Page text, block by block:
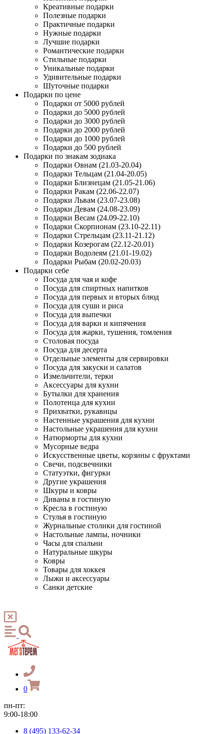
Креативные подарки
Полезные подарки
Практичные подарки
Нужные подарки
Лучшие подарки
Романтические подарки
Стильные подарки
Уникальные подарки
Удивительные подарки
Шуточные подарки
Подарки по цене
Подарки от 5000 рублей
Подарки до 5000 рублей
Подарки до 3000 рублей
Подарки до 2000 рублей
Подарки до 1000 рублей
Подарки до 500 рублей
Подарки по знакам зодиака
Подарки Овнам (21.03-20.04)
Подарки Тельцам (21.04-20.05)
Подарки Близнецам (21.05-21.06)
Подарки Ракам (22.06-22.07)
Подарки Львам (23.07-23.08)
Подарки Девам (24.08-23.09)
Подарки Весам (24.09-22.10)
Подарки Скорпионам (23.10-22.11)
Подарки Стрельцам (23.11-21.12)
Подарки Козерогам (22.12-20.01)
Подарки Водолеям (21.01-19.02)
Подарки Рыбам (20.02-20.03)
Подарки себе
Посуда для чая и кофе
Посуда для спиртных напитков
Посуда для первых и вторых блюд
Посуда для суши и риса
Посуда для выпечки
Посуда для варки и кипячения
Посуда для жарки, тушения, томления
Столовая посуда
Посуда для десерта
Отдельные элементы для сервировки
Посуда для закуски и салатов
Измельчители, терки
Аксессуары для кухни
Бутылки для хранения
Полотенца для кухни
Прихватки, рукавицы
Настенные украшения для кухни
Настольные украшения для кухни
Натюрморты для кухни
Мусорные ведра
Искусственные цветы, корзины с фруктами
Свечи, подсвечники
Статуэтки, фигурки
Другие украшения
Шкуры и ковры
Диваны в гостиную
Кресла в гостиную
Стулья в гостиную
Журнальные столики для гостиной
Настольные лампы, ночники
Часы для спальни
Натуральные шкуры
Ковры
Товары для хоккея
Лыжи и аксессуары
Санки детские
0
пн-пт:
9:00-18:00
8 (495) 133-62-34